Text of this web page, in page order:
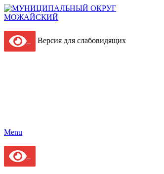
Версия для слабовидящих
Menu